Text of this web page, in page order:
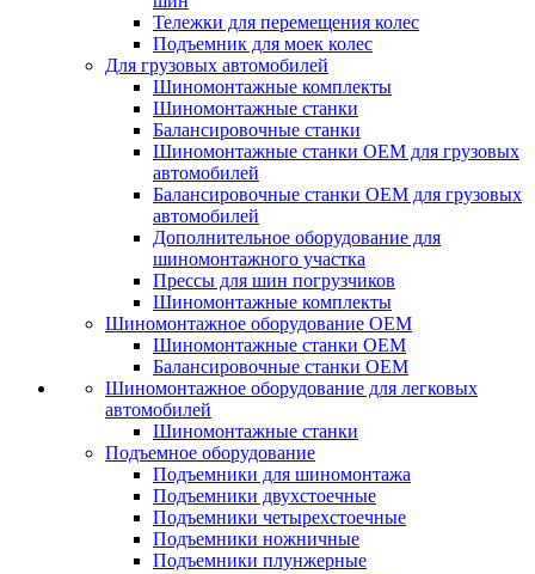
Тележки для перемещения колес
Подъемник для моек колеc
Для грузовых автомобилей
Шиномонтажные комплекты
Шиномонтажные станки
Балансировочные станки
Шиномонтажные станки ОЕМ для грузовых
автомобилей
Балансировочные станки ОЕМ для грузовых
автомобилей
Дополнительное оборудование для
шиномонтажного участка
Прессы для шин погрузчиков
Шиномонтажные комплекты
Шиномонтажное оборудование ОЕМ
Шиномонтажные станки ОЕМ
Балансировочные станки ОЕМ
Шиномонтажное оборудование для легковых
автомобилей
Шиномонтажные станки
Подъемное оборудование
Подъемники для шиномонтажа
Подъемники двухстоечные
Подъемники четырехстоечные
Подъемники ножничные
Подъемники плунжерные